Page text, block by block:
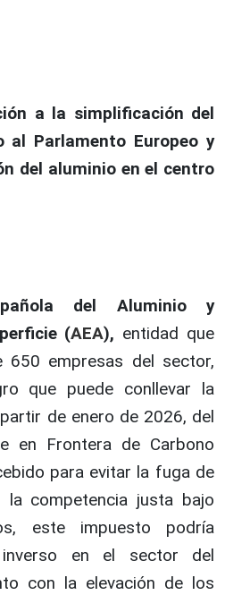
a la simplificación del
al Parlamento Europeo y
del aluminio en el centro
del Aluminio y
(AEA), entidad que
650 empresas del sector,
que puede conllevar la
de enero de 2026, del
en Frontera de Carbono
para evitar la fuga de
la competencia justa bajo
este impuesto podría
en el sector del
con la elevación de los